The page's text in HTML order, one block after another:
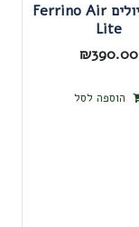
מזרון טיולים Ferrino Air
Lite
₪390.00
הוספה לסל